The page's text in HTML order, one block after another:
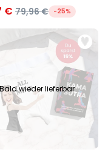
€ 79,96 € -25%
Bald wieder lieferbar